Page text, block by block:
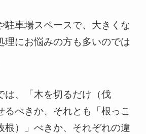
駐車場スペースで、大きくな
理にお悩みの方も多いのでは
は、「木を切るだけ（伐
るべきか、それとも「根っこ
根）」べきか、それぞれの違